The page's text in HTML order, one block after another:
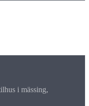
i mässing,